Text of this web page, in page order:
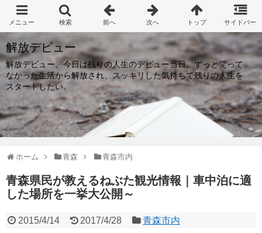
解放デビュー
解放デビュー。今日は残りの人生のデビュー当日。ずっと笑って
なかった生活から解放され、スッキリした気持ちで残りの人生を
スタートしたい。
ホーム 青森 青森市内
青森県民が教えるねぶた観光情報｜車中泊に適
した場所を一挙大公開～
2015/4/14 2017/4/28 青森市内